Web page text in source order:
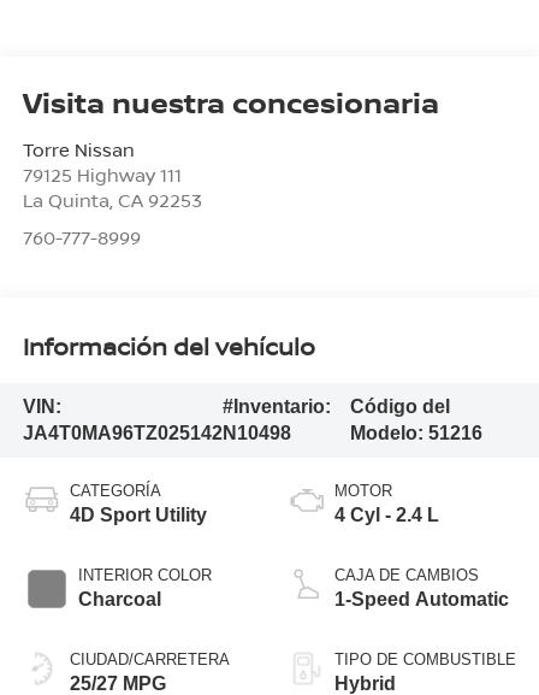
Visita nuestra concesionaria
Torre Nissan
79125 Highway 111
La Quinta CA 92253
760-777-8999
Información del vehículo
VIN:
JA4T0MA96TZ025142
#Inventario:
N10498
Código del
Modelo: 51216
CATEGORÍA
4D Sport Utility
INTERIOR COLOR
Charcoal
CIUDAD/CARRETERA
25/27 MPG
MOTOR
4 Cyl - 2.4 L
CAJA DE CAMBIOS
1-Speed Automatic
TIPO DE COMBUSTIBLE
Hybrid